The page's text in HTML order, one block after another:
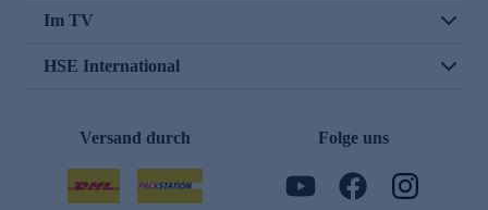
Im TV
HSE International
Versand durch Folge uns